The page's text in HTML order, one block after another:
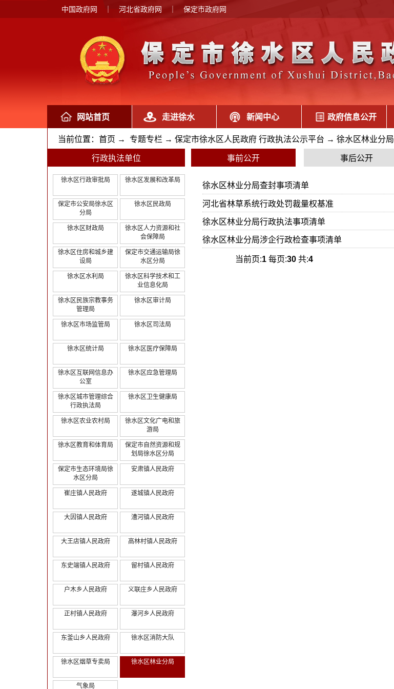
中国政府网 河北省政府网 保定市政府网
网站首页 走进徐水 新闻中心 政府信息公开
当前位置： 首页 → 专题专栏 → 保定市徐水区人民政府 行政执法公示平台 → 徐水区林业分局
行政执法单位
徐水区行政审批局 徐水区发展和改革局
保定市公安局徐水区
分局
徐水区民政局
徐水区财政局
徐水区人力资源和社
会保障局
徐水区住房和城乡建
设局
保定市交通运输局徐
水区分局
徐水区水利局
徐水区科学技术和工
业信息化局
徐水区民族宗教事务
管理局
徐水区审计局
徐水区市场监管局 徐水区司法局
徐水区统计局 徐水区医疗保障局
徐水区互联网信息办
公室
徐水区应急管理局
徐水区城市管理综合
行政执法局
徐水区卫生健康局
徐水区农业农村局
徐水区文化广电和旅
游局
徐水区教育和体育局
保定市自然资源和规
划局徐水区分局
保定市生态环境局徐
水区分局
安肃镇人民政府
崔庄镇人民政府 遂城镇人民政府
大因镇人民政府 漕河镇人民政府
大王店镇人民政府 高林村镇人民政府
东史端镇人民政府 留村镇人民政府
户木乡人民政府 义联庄乡人民政府
正村镇人民政府 瀑河乡人民政府
东釜山乡人民政府 徐水区消防大队
徐水区烟草专卖局 徐水区林业分局
气象局
事前公开 事后公开
徐水区林业分局查封事项清单
河北省林草系统行政处罚裁量权基准
徐水区林业分局行政执法事项清单
徐水区林业分局涉企行政检查事项清单
当前页:1 每页:30 共:4